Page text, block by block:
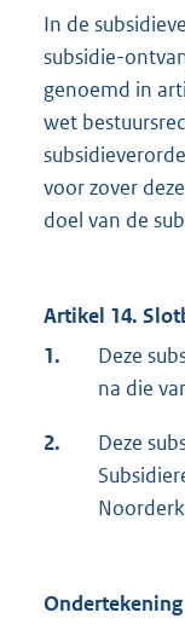
In de
subsidie-
genoemd in
wet
voor zover
doel van de
Artikel 14.
1.
Deze
na die
2.
Deze
Ondertekening